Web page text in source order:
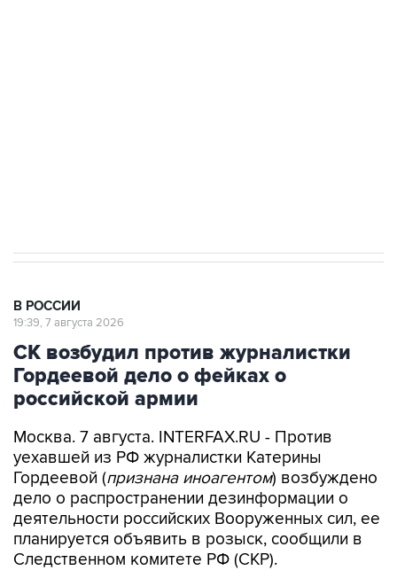
В РОССИИ
19:39, 7 августа 2026
СК возбудил против журналистки
Гордеевой дело о фейках о
российской армии
Москва. 7 августа. INTERFAX.RU - Против
уехавшей из РФ журналистки Катерины
Гордеевой (признана иноагентом) возбуждено
дело о распространении дезинформации о
деятельности российских Вооруженных сил, ее
планируется объявить в розыск, сообщили в
Следственном комитете РФ (СКР).